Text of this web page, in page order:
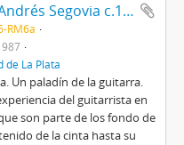
Un paladín de la guitarra: Andrés Segovia c.1987
RM6a
de La Plata
Un paladín de la guitarra.
del guitarrista en
son parte de los fondo de
de la cinta hasta su